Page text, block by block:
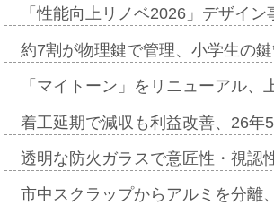
「性能向上リノベ2026」デザイ
約7割が物理鍵で管理、小学生の
「マイトーン」をリニューアル
着工延期で減収も利益改善、26
透明な防火ガラスで意匠性・視
市中スクラップからアルミを分